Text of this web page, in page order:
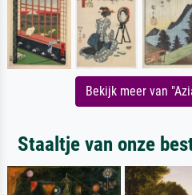
Bekijk meer van
Staaltje van onze